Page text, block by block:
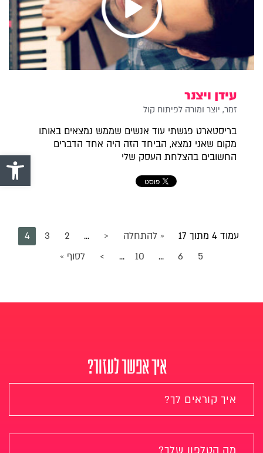
פתח
עידן ויצנר
זמר, יוצר ומורה לפיתוח קול
בריסטארט פגשתי עוד אנשים שממש נמצאים באותו
מקום שאני נמצא, הביחד הזה היה אחד הדברים
החשובים בהצלחת העסק שלי
עמוד 4 מתוך 17 « להתחלה <
...
2
3
4
5
6
...
10
...
> לסוף »
איך אפשר לעזור?